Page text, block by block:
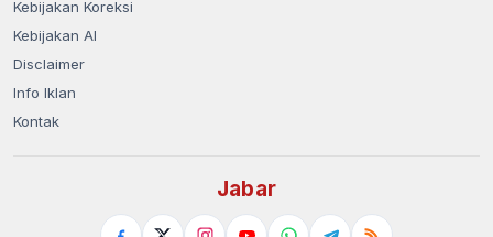
Kebijakan Koreksi
Kebijakan AI
Disclaimer
Info Iklan
Kontak
Jabar